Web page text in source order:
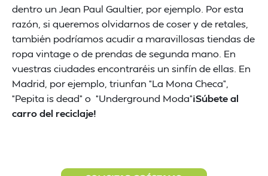
dentro un Jean Paul Gaultier, por ejemplo. Por esta
razón, si queremos olvidarnos de coser y de retales,
también podríamos acudir a maravillosas tiendas de
ropa vintage o de prendas de segunda mano. En
vuestras ciudades encontraréis un sinfín de ellas. En
Madrid, por ejemplo, triunfan “La Mona Checa”,
“Pepita is dead” o “Underground Moda”¡Súbete al
carro del reciclaje!